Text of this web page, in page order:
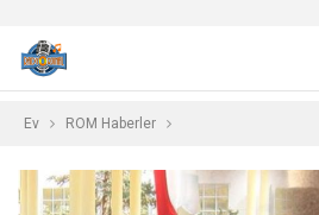
Ev ROM Haberler